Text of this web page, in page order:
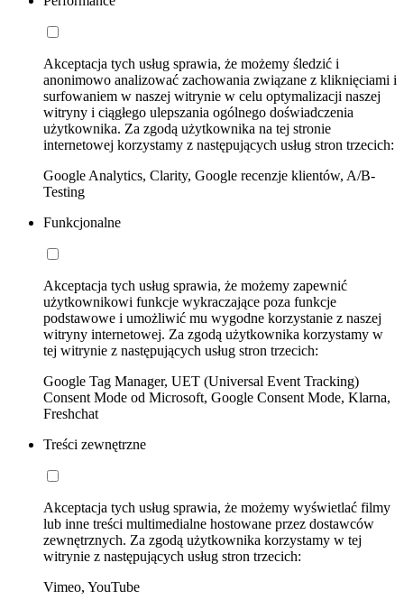
Akceptacja tych usług sprawia, że możemy śledzić i
anonimowo analizować zachowania związane z kliknięciami i
surfowaniem w naszej witrynie w celu optymalizacji naszej
witryny i ciągłego ulepszania ogólnego doświadczenia
użytkownika. Za zgodą użytkownika na tej stronie
internetowej korzystamy z następujących usług stron trzecich:
Google Analytics, Clarity, Google recenzje klientów, A/B-
Testing
Funkcjonalne
Akceptacja tych usług sprawia, że możemy zapewnić
użytkownikowi funkcje wykraczające poza funkcje
podstawowe i umożliwić mu wygodne korzystanie z naszej
witryny internetowej. Za zgodą użytkownika korzystamy w
tej witrynie z następujących usług stron trzecich:
Google Tag Manager, UET (Universal Event Tracking)
Consent Mode od Microsoft, Google Consent Mode, Klarna,
Freshchat
Treści zewnętrzne
Akceptacja tych usług sprawia, że możemy wyświetlać filmy
lub inne treści multimedialne hostowane przez dostawców
zewnętrznych. Za zgodą użytkownika korzystamy w tej
witrynie z następujących usług stron trzecich:
Vimeo, YouTube